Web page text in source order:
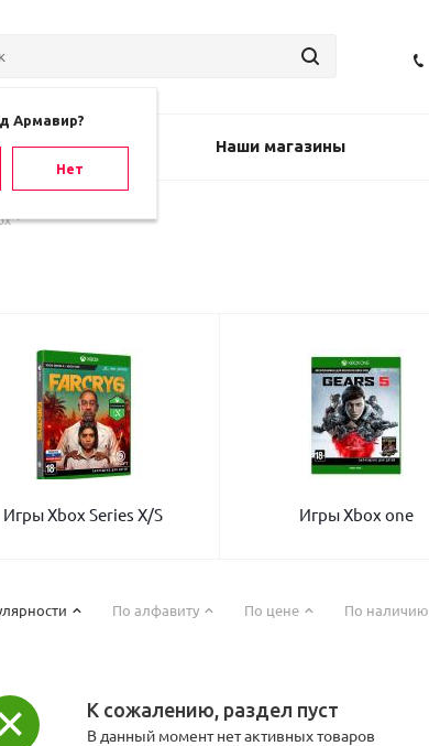
Армавир?
Нет
Наши магазины
Игры Xbox Series X/S Игры Xbox one
По алфавиту По цене По наличию
К сожалению, раздел пуст
В данный момент нет активных товаров